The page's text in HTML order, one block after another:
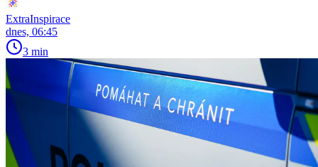
ExtraInspirace
dnes, 06:45
3 min